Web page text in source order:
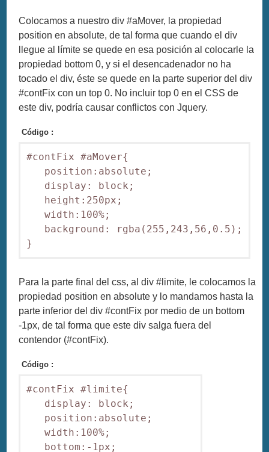
Colocamos a nuestro div #aMover, la propiedad
position en absolute, de tal forma que cuando el div
llegue al límite se quede en esa posición al colocarle la
propiedad bottom 0, y si el desencadenador no ha
tocado el div, éste se quede en la parte superior del div
#contFix con un top 0. No incluir top 0 en el CSS de
este div, podría causar conflictos con Jquery.
Código :
#contFix #aMover{
position:absolute;
display: block;
height:250px;
width:100%;
background: rgba(255,243,56,0.5);
Para la parte final del css, al div #limite, le colocamos la
propiedad position en absolute y lo mandamos hasta la
parte inferior del div #contFix por medio de un bottom
-1px, de tal forma que este div salga fuera del
contendor (#contFix).
Código :
#contFix #limite{
display: block;
position:absolute;
width:100%;
bottom:-1px;